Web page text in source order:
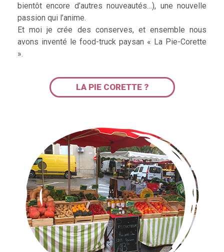
bientôt encore d’autres nouveautés…), une nouvelle
passion qui l’anime.
Et moi je crée des conserves, et ensemble nous
avons inventé le food-truck paysan « La Pie-Corette
».
LA PIE CORETTE ?